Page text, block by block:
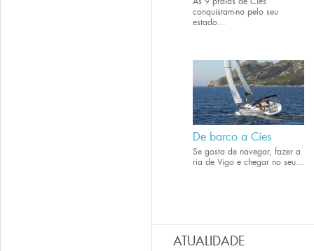
conquistam-no pelo seu
estado...
De barco a Cíes
Se gosta de navegar, fazer a
ria de Vigo e chegar no seu...
ATUALIDADE